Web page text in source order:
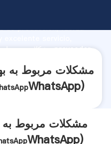
de producción, fuerza
WhatsApp)
مشکلات مربوط به
WhatsApp)